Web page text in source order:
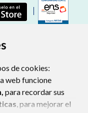
de cookies:
web funcione
para recordar sus
, para mejorar el